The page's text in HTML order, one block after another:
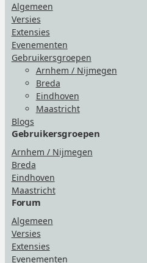
Algemeen
Versies
Extensies
Evenementen
Gebruikersgroepen
Arnhem / Nijmegen
Breda
Eindhoven
Maastricht
Blogs
Gebruikersgroepen
Arnhem / Nijmegen
Breda
Eindhoven
Maastricht
Forum
Algemeen
Versies
Extensies
Evenementen